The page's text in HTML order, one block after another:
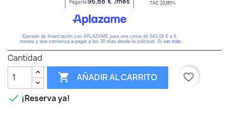
Cantidad
 AÑADIR AL CARRITO
favorite_border
 ¡Reserva ya!